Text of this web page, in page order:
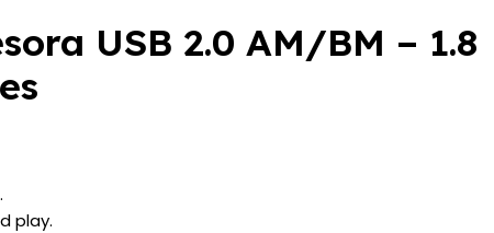
USB 2.0 AM/BM – 1.8
play.